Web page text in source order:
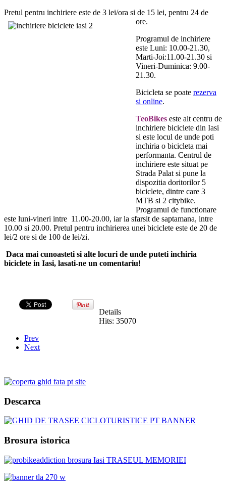
Pretul pentru inchiriere este de 3 lei/ora si de 15 lei, pentru 24 de
ore.
Programul de inchiriere
este Luni: 10.00-21.30,
Marti-Joi:11.00-21.30 si
Vineri-Duminica: 9.00-
21.30.
Bicicleta se poate rezerva
si online.
TeoBikes este alt centru de
inchiriere biciclete din Iasi
si este locul de unde poti
inchiria o bicicleta mai
performanta. Centrul de
inchiriere este situat pe
Strada Palat si pune la
dispozitia doritorilor 5
biciclete, dintre care 3
MTB si 2 citybike.
Programul de functionare
este luni-vineri intre 11.00-20.00, iar la sfarsit de saptamana, intre
10.00 si 20.00. Pretul pentru inchirierea unei biciclete este de 20 de
lei/2 ore si de 100 de lei/zi.
Daca mai cunoasteti si alte locuri de unde puteti inchiria
biciclete in Iasi, lasati-ne un comentariu!
Details
Hits: 35070
Prev
Next
Descarca
Brosura istorica